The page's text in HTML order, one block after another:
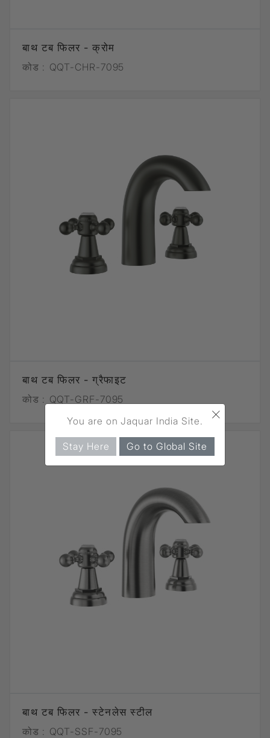
बाथ टब फिलर - क्रोम
कोड : QQT-CHR-7095
बाथ टब फिलर - ग्रैफाइट
कोड : QQT-GRF-7095
बाथ टब फिलर - स्टेनलेस स्टील
कोड : QQT-SSF-7095
×
You are on Jaquar India Site.
Stay Here Go to Global Site